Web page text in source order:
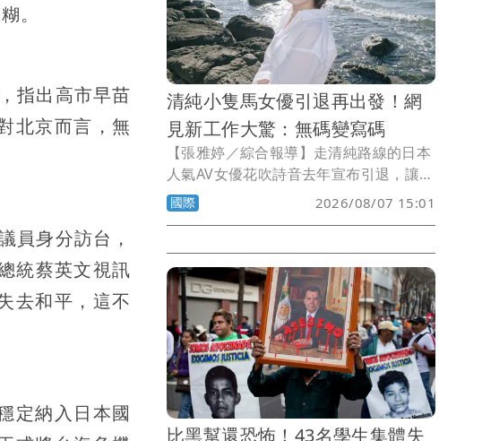
。
指出高市早苗
北京而言，無
員身分訪台，
統蔡英文視訊
去和平，這不
定納入日本國
清純小隻馬女優引退再出發！網
見新工作大驚：無碼變寫碼
【張雅婷／綜合報導】走清純路線的日本
人氣AV女優花吹詩音去年宣布引退，讓不
少粉絲悵然若失，不料今天她突然宣布程
式設計師的新工作，讓一票網友跌破眼
國際 2026/08/07 15:01
比黑幫還恐怖！43名學生集體失